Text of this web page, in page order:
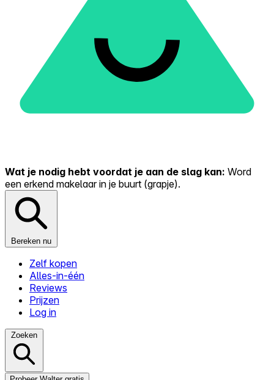
Wat je nodig hebt voordat je aan de slag kan: Word
een erkend makelaar in je buurt (grapje).
Bereken nu
Zelf kopen
Alles-in-één
Reviews
Prijzen
Log in
Zoeken